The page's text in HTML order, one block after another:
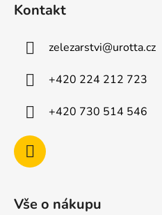
Kontakt
zelezarstvi@urotta.cz
+420 224 212 723
+420 730 514 546
Vše o nákupu